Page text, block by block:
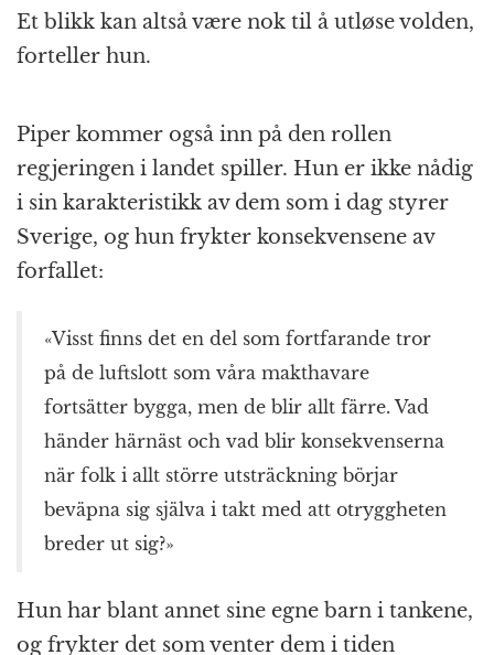
Et blikk kan altså være nok til å utløse volden,
forteller hun.
Piper kommer også inn på den rollen
regjeringen i landet spiller. Hun er ikke nådig
i sin karakteristikk av dem som i dag styrer
Sverige, og hun frykter konsekvensene av
forfallet:
«Visst finns det en del som fortfarande tror
på de luftslott som våra makthavare
fortsätter bygga, men de blir allt färre. Vad
händer härnäst och vad blir konsekvenserna
när folk i allt större utsträckning börjar
beväpna sig själva i takt med att otryggheten
breder ut sig?»
Hun har blant annet sine egne barn i tankene,
og frykter det som venter dem i tiden